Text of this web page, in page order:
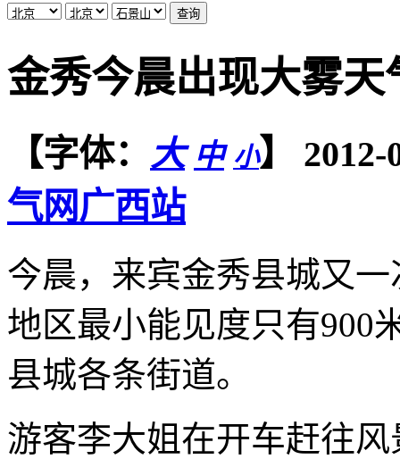
金秀今晨出现大雾天
【字体： 大 中 小】
气网广西站
今晨，来宾金秀县城又
地区最小能见度只有900
县城各条街道。
游客李大姐在开车赶往